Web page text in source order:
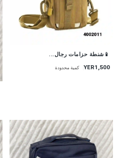
📱شنطة حزامات رجال...
YER1,500 كمية محدودة